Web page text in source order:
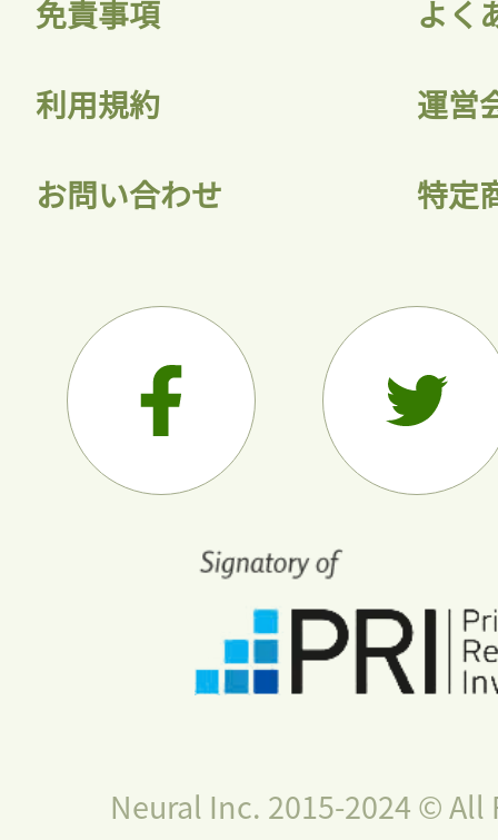
免責事項 よく
利用規約 運営
お問い合わせ 特定
Neural Inc. 2015-2024 © All